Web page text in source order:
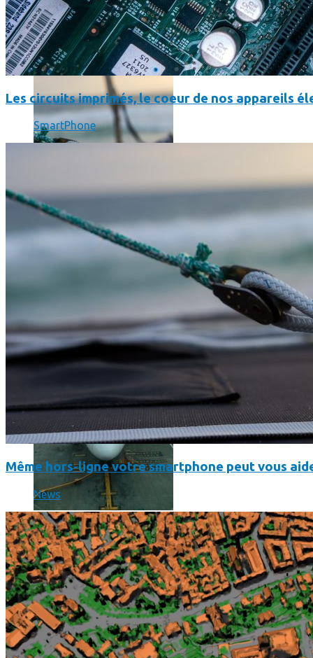
Même hors-ligne votre smartphone peut vous aider en
Comment réduire au maximum la consommation de son
Un boîtier imprimé en 3D va faire tourner Android sur votre
Les circuits imprimés, le coeur de nos appareils
SmartPhone
Même hors-ligne votre smartphone peut vous
News